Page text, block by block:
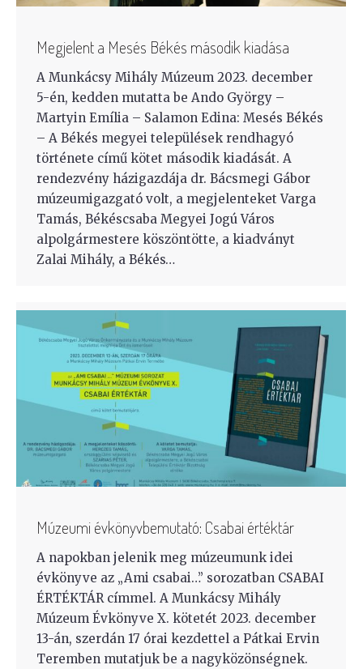
Megjelent a Mesés Békés második kiadása
A Munkácsy Mihály Múzeum 2023. december
5-én, kedden mutatta be Ando György –
Martyin Emília – Salamon Edina: Mesés Békés
– A Békés megyei települések rendhagyó
története című kötet második kiadását. A
rendezvény házigazdája dr. Bácsmegi Gábor
múzeumigazgató volt, a megjelenteket Varga
Tamás, Békéscsaba Megyei Jogú Város
alpolgármestere köszöntötte, a kiadványt
Zalai Mihály, a Békés…
Múzeumi évkönyvbemutató: Csabai értéktár
A napokban jelenik meg múzeumunk idei
évkönyve az „Ami csabai…” sorozatban CSABAI
ÉRTÉKTÁR címmel. A Munkácsy Mihály
Múzeum Évkönyve X. kötetét 2023. december
13-án, szerdán 17 órai kezdettel a Pátkai Ervin
Teremben mutatjuk be a nagyközönségnek.